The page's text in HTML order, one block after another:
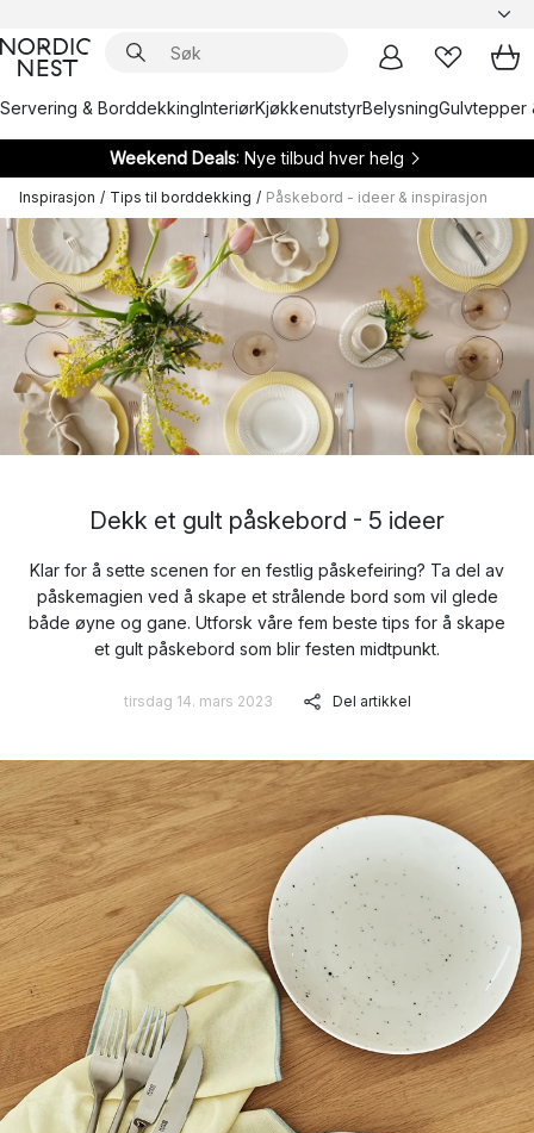
Servering & BorddekkingInteriørKjøkkenutstyrBelysningGulvtepper
Weekend Deals: Nye tilbud hver helg
Inspirasjon / Tips til borddekking / Påskebord - ideer & inspirasjon
Dekk et gult påskebord - 5 ideer
Klar for å sette scenen for en festlig påskefeiring? Ta del av
påskemagien ved å skape et strålende bord som vil glede
både øyne og gane. Utforsk våre fem beste tips for å skape
et gult påskebord som blir festen midtpunkt.
tirsdag 14. mars 2023 Del artikkel